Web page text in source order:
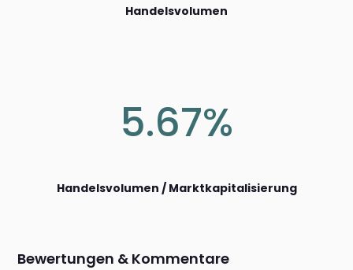
Handelsvolumen
5.67%
Handelsvolumen / Marktkapitalisierung
Bewertungen & Kommentare